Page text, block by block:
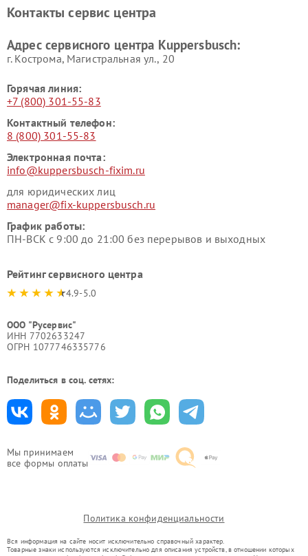
Мы принимаем
все формы оплаты
Kuppersbusch
вакуумных упаковщиков
Ремонт сушильных машин Kuppersbusch
Контакты сервис центра
Адрес сервисного центра Kuppersbusch:
г. Кострома, Магистральная ул., 20
Горячая линия:
+7 (800) 301-55-83
Контактный телефон:
8 (800) 301-55-83
Электронная почта:
info@kuppersbusch-fixim.ru
для юридических лиц
manager@fix-kuppersbusch.ru
График работы:
ПН-ВСК с 9:00 до 21:00 без перерывов и выходных
Рейтинг сервисного центра
4.9-5.0
ООО "Русервис"
ИНН 7702633247
ОГРН 1077746335776
Поделиться в соц. сетях:
Политика конфиденциальности
Вся информация на сайте носит исключительно справочный характер.
Товарные знаки используются исключительно для описания устройств, в отношении которых